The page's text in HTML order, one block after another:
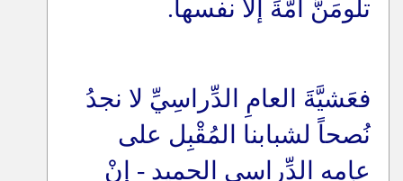
تلَومَنَّ أمُّةَ إلا نفسها.
فعَشيَّةَ العامِ الدِّراسِيِّ لا نجدُ
نُصحاً لشبابنا المُقْبِل على
عاِمِه الدِّراسي الحميدِ - إنْ